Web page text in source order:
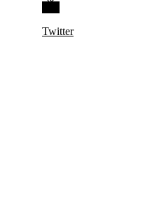
Twitter